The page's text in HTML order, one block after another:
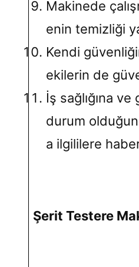
Makinede
enin temizliği
Kendi
ekilerin de
İş sağlığına
durum
a ilgililere
Şerit Testere